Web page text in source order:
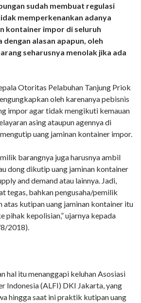
sudah membuat regulasi
memperkenankan adanya
kontainer impor di seluruh
dengan alasan apapun, oleh
seharusnya menolak jika ada
Otoritas Pelabuhan Tanjung Priok
oleh karenanya pebisnis
impor agar tidak mengikuti kemauan
asing ataupun agennya di
uang jaminan kontainer impor.
barangnya juga harusnya ambil
dong dikutip uang jaminan kontainer
and demand atau lainnya. Jadi,
tegas, bahkan pengusaha/pemilik
atas kutipan uang jaminan kontainer itu
pihak kepolisian,” ujarnya kepada
8/2018).
hal itu menanggapi keluhan Asosiasi
Indonesia (ALFI) DKI Jakarta, yang
hingga saat ini praktik kutipan uang